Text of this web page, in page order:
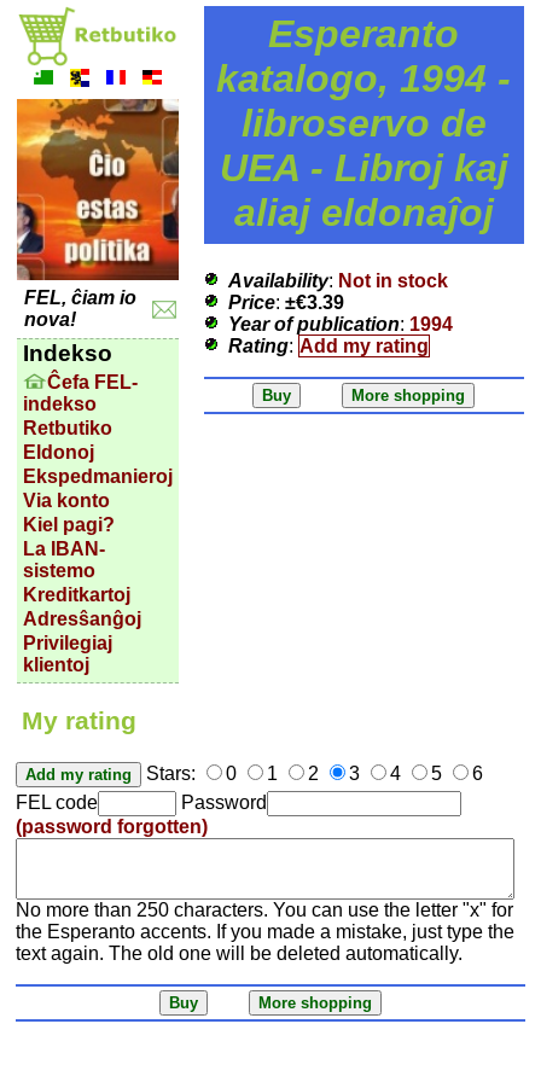
FEL, ĉiam io
nova!
Indekso
Ĉefa FEL-
indekso
Retbutiko
Eldonoj
Ekspedmanieroj
Via konto
Kiel pagi?
La IBAN-
sistemo
Kreditkartoj
Adresŝanĝoj
Privilegiaj
klientoj
Esperanto
katalogo, 1994 -
libroservo de
UEA - Libroj kaj
aliaj eldonaĵoj
Availability: Not in stock
Price: ±€3.39
Year of publication: 1994
Rating: Add my rating
My rating
Stars: 0 1 2 3 4 5
6
FEL code
Password
(password forgotten)
No more than 250 characters. You can use the letter "x" for
the Esperanto accents. If you made a mistake, just type the
text again. The old one will be deleted automatically.